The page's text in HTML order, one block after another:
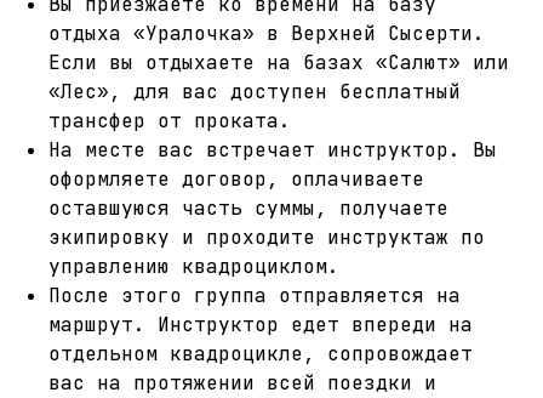
отдыха «Уралочка» в Верхней Сысерти.
Если вы отдыхаете на базах «Салют» или
«Лес», для вас доступен бесплатный
трансфер от проката.
На месте вас встречает инструктор. Вы
оформляете договор, оплачиваете
оставшуюся часть суммы, получаете
экипировку и проходите инструктаж по
управлению квадроциклом.
После этого группа отправляется на
маршрут. Инструктор едет впереди на
отдельном квадроцикле, сопровождает
вас на протяжении всей поездки и